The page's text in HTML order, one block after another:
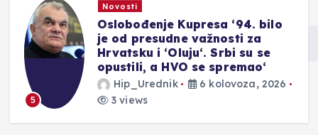
5
Novosti
Oslobođenje Kupresa ‘94. bilo
je od presudne važnosti za
Hrvatsku i ‘Oluju‘. Srbi su se
opustili, a HVO se spremao‘
Hip_Urednik
6 kolovoza, 2026
3 views